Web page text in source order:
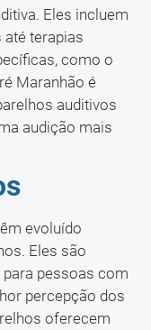
Eles incluem
até terapias
como o
Maranhão é
auditivos
audição mais
evoluído
Eles são
pessoas com
percepção dos
oferecem